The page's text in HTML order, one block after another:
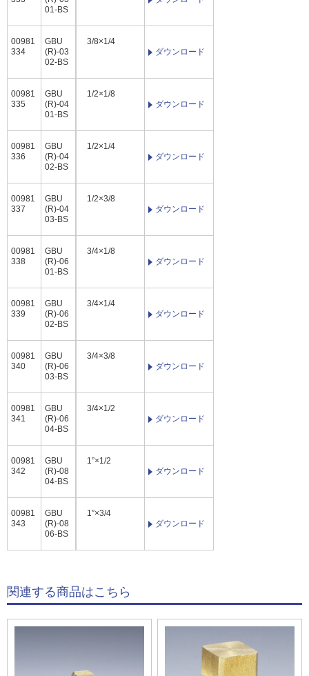
01-BS
00981
334
GBU
(R)-03
02-BS
00981
335
GBU
(R)-04
01-BS
00981
336
GBU
(R)-04
02-BS
00981
337
GBU
(R)-04
03-BS
00981
338
GBU
(R)-06
01-BS
00981
339
GBU
(R)-06
02-BS
00981
340
GBU
(R)-06
03-BS
00981
341
GBU
(R)-06
04-BS
00981
342
GBU
(R)-08
04-BS
00981
343
GBU
(R)-08
06-BS
3/8×1/4
1/2×1/8
1/2×1/4
1/2×3/8
3/4×1/8
3/4×1/4
3/4×3/8
3/4×1/2
1”×1/2
1”×3/4
ダウンロード
ダウンロード
ダウンロード
ダウンロード
ダウンロード
ダウンロード
ダウンロード
ダウンロード
ダウンロード
ダウンロード
関連する商品はこちら